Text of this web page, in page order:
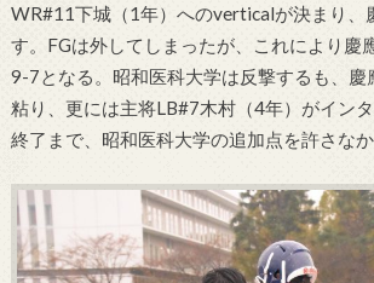
WR#11下城（1年）へのverticalが決まり、
す。FGは外してしまったが、これにより慶
9-7となる。昭和医科大学は反撃するも、慶
粘り、更には主将LB#7木村（4年）がイン
終了まで、昭和医科大学の追加点を許さなか